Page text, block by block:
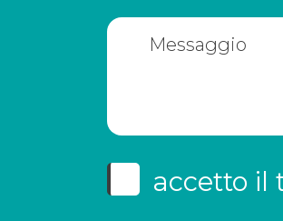
accetto il